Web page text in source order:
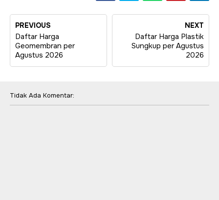
NEXT
Daftar Harga Plastik
Sungkup per Agustus
2026
PREVIOUS
Daftar Harga
Geomembran per
Agustus 2026
Tidak Ada Komentar: